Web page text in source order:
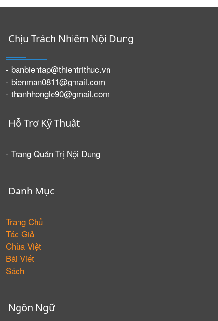
Chịu Trách Nhiêm Nội Dung
- banbientap@thientrithuc.vn
- bienman0811@gmail.com
- thanhhongle90@gmail.com
Hỗ Trợ Kỹ Thuật
- Trang Quản Trị Nội Dung
Danh Mục
Trang Chủ
Tác Giả
Chùa Việt
Bài Viết
Sách
Ngôn Ngữ